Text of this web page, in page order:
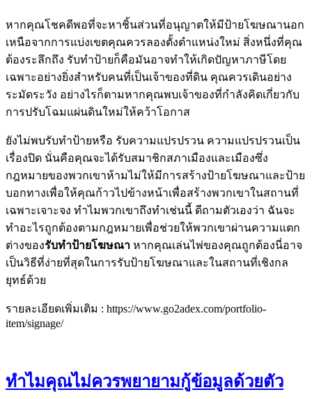
หากคุณโชคดีพอที่จะหาชิ้นส่วนที่อนุญาตให้มีป้ายโฆษณานอก
เหนือจากการแบ่งเขตคุณควรลองตั้งตำแหน่งใหม่ สิ่งหนึ่งที่คุณ
ต้องระลึกถึง รับทำป้ายก็คือมันอาจทำให้เกิดปัญหาภาษีโดย
เฉพาะอย่างยิ่งสำหรับคนที่เป็นเจ้าของที่ดิน คุณควรเดินอย่าง
ระมัดระวัง อย่างไรก็ตามหากคุณพบเจ้าของที่กำลังคิดเกี่ยวกับ
การปรับโฉมแผ่นดินใหม่ให้คว้าโอกาส
ยังไม่พบรับทำป้ายหรือ รับความแปรปรวน ความแปรปรวนเป็น
เรื่องปิด นั่นคือคุณจะได้รับสมาชิกสภาเมืองและเมืองซึ่ง
กฎหมายของพวกเขาห้ามไม่ให้มีการสร้างป้ายโฆษณาและป้าย
บอกทางเพื่อให้คุณก้าวไปข้างหน้าเพื่อสร้างพวกเขาในสถานที่
เฉพาะเจาะจง ทำไมพวกเขาถึงทำเช่นนี้ ดีถามตัวเองว่า ฉันจะ
ทำอะไรถูกต้องตามกฎหมายเพื่อช่วยให้พวกเขาผ่านความแตก
ต่างของรับทำป้ายโฆษณา หากคุณเล่นไพ่ของคุณถูกต้องนี่อาจ
เป็นวิธีที่ง่ายที่สุดในการรับป้ายโฆษณาและในสถานที่เชิงกล
ยุทธ์ด้วย
รายละเอียดเพิ่มเติม : https://www.go2adex.com/portfolio-
item/signage/
ทำไมคุณไม่ควรพยายามกู้ข้อมูลด้วยตัว